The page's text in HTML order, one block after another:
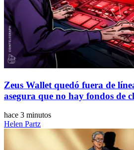
Zeus Wallet quedó fuera de
asegura que no hay fondos de
hace 3 minutos
Helen Partz